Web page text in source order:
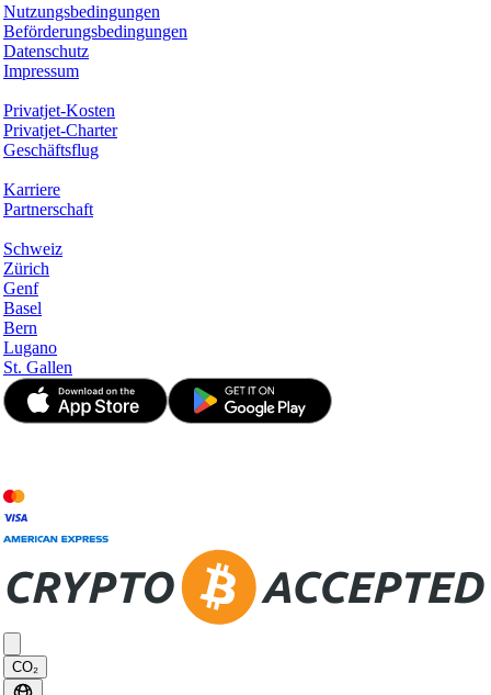
Nutzungsbedingungen
Beförderungsbedingungen
Datenschutz
Impressum
Privatjet-Kosten
Privatjet-Charter
Geschäftsflug
Karriere
Partnerschaft
Schweiz
Zürich
Genf
Basel
Bern
Lugano
St. Gallen
CO₂